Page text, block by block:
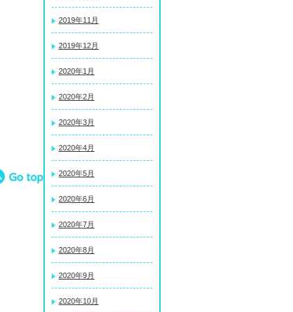
2019年11月
2019年12月
2020年1月
2020年2月
2020年3月
2020年4月
2020年5月
2020年6月
2020年7月
2020年8月
2020年9月
2020年10月